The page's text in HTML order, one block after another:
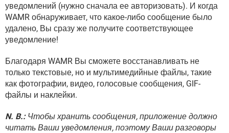
уведомлений (нужно сначала ее авторизовать). И когда
WAMR обнаруживает, что какое-либо сообщение было
удалено, Вы сразу же получите соответствующее
уведомление!
Благодаря WAMR Вы сможете восстанавливать не
только текстовые, но и мультимедийные файлы, такие
как фотографии, видео, голосовые сообщения, GIF-
файлы и наклейки.
N. B.:Чтобы хранить сообщения, приложение должно
читать Ваши уведомления, поэтому Ваши разговоры